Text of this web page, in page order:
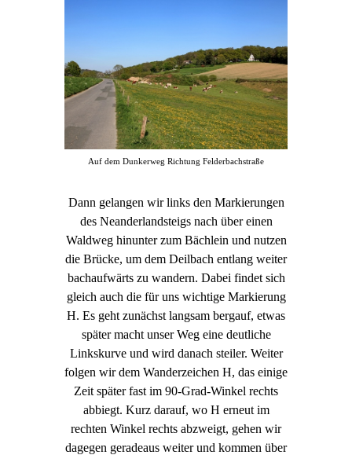
Auf dem Dunkerweg Richtung Felderbachstraße
Dann gelangen wir links den Markierungen
des Neanderlandsteigs nach über einen
Waldweg hinunter zum Bächlein und nutzen
die Brücke, um dem Deilbach entlang weiter
bachaufwärts zu wandern. Dabei findet sich
gleich auch die für uns wichtige Markierung
H. Es geht zunächst langsam bergauf, etwas
später macht unser Weg eine deutliche
Linkskurve und wird danach steiler. Weiter
folgen wir dem Wanderzeichen H, das einige
Zeit später fast im 90-Grad-Winkel rechts
abbiegt. Kurz darauf, wo H erneut im
rechten Winkel rechts abzweigt, gehen wir
dagegen geradeaus weiter und kommen über